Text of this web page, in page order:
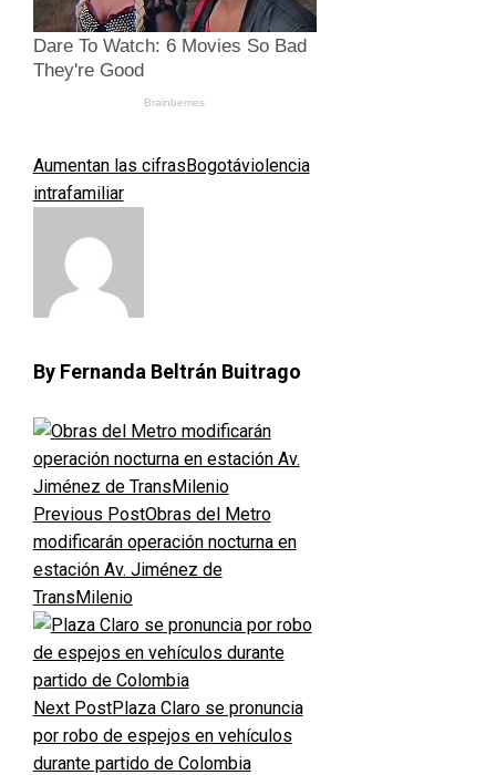
Aumentan las cifrasBogotáviolencia
intrafamiliar
By Fernanda Beltrán Buitrago
Previous PostObras del Metro
modificarán operación nocturna en
estación Av. Jiménez de
TransMilenio
Next PostPlaza Claro se pronuncia
por robo de espejos en vehículos
durante partido de Colombia